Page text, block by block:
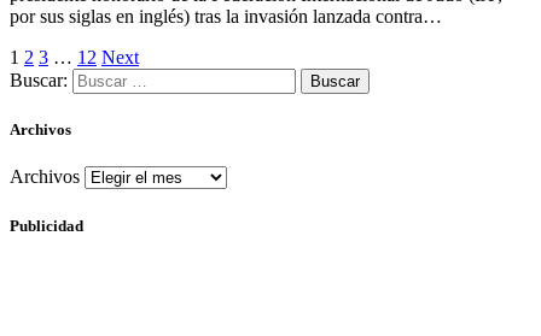
por sus siglas en inglés) tras la invasión lanzada contra…
1 2 3 … 12 Next
Buscar:
Archivos
Archivos
Publicidad